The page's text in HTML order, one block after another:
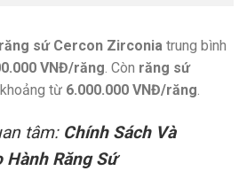
sứ Cercon Zirconia trung bình
VNĐ/răng. Còn răng sứ
từ 6.000.000 VNĐ/răng.
tâm: Chính Sách Và
Hành Răng Sứ